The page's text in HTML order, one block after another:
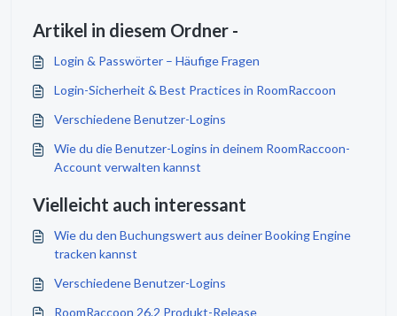
Artikel in diesem Ordner -
Login & Passwörter – Häufige Fragen
Login-Sicherheit & Best Practices in RoomRaccoon
Verschiedene Benutzer-Logins
Wie du die Benutzer-Logins in deinem RoomRaccoon-
Account verwalten kannst
Vielleicht auch interessant
Wie du den Buchungswert aus deiner Booking Engine
tracken kannst
Verschiedene Benutzer-Logins
RoomRaccoon 26.2 Produkt-Release